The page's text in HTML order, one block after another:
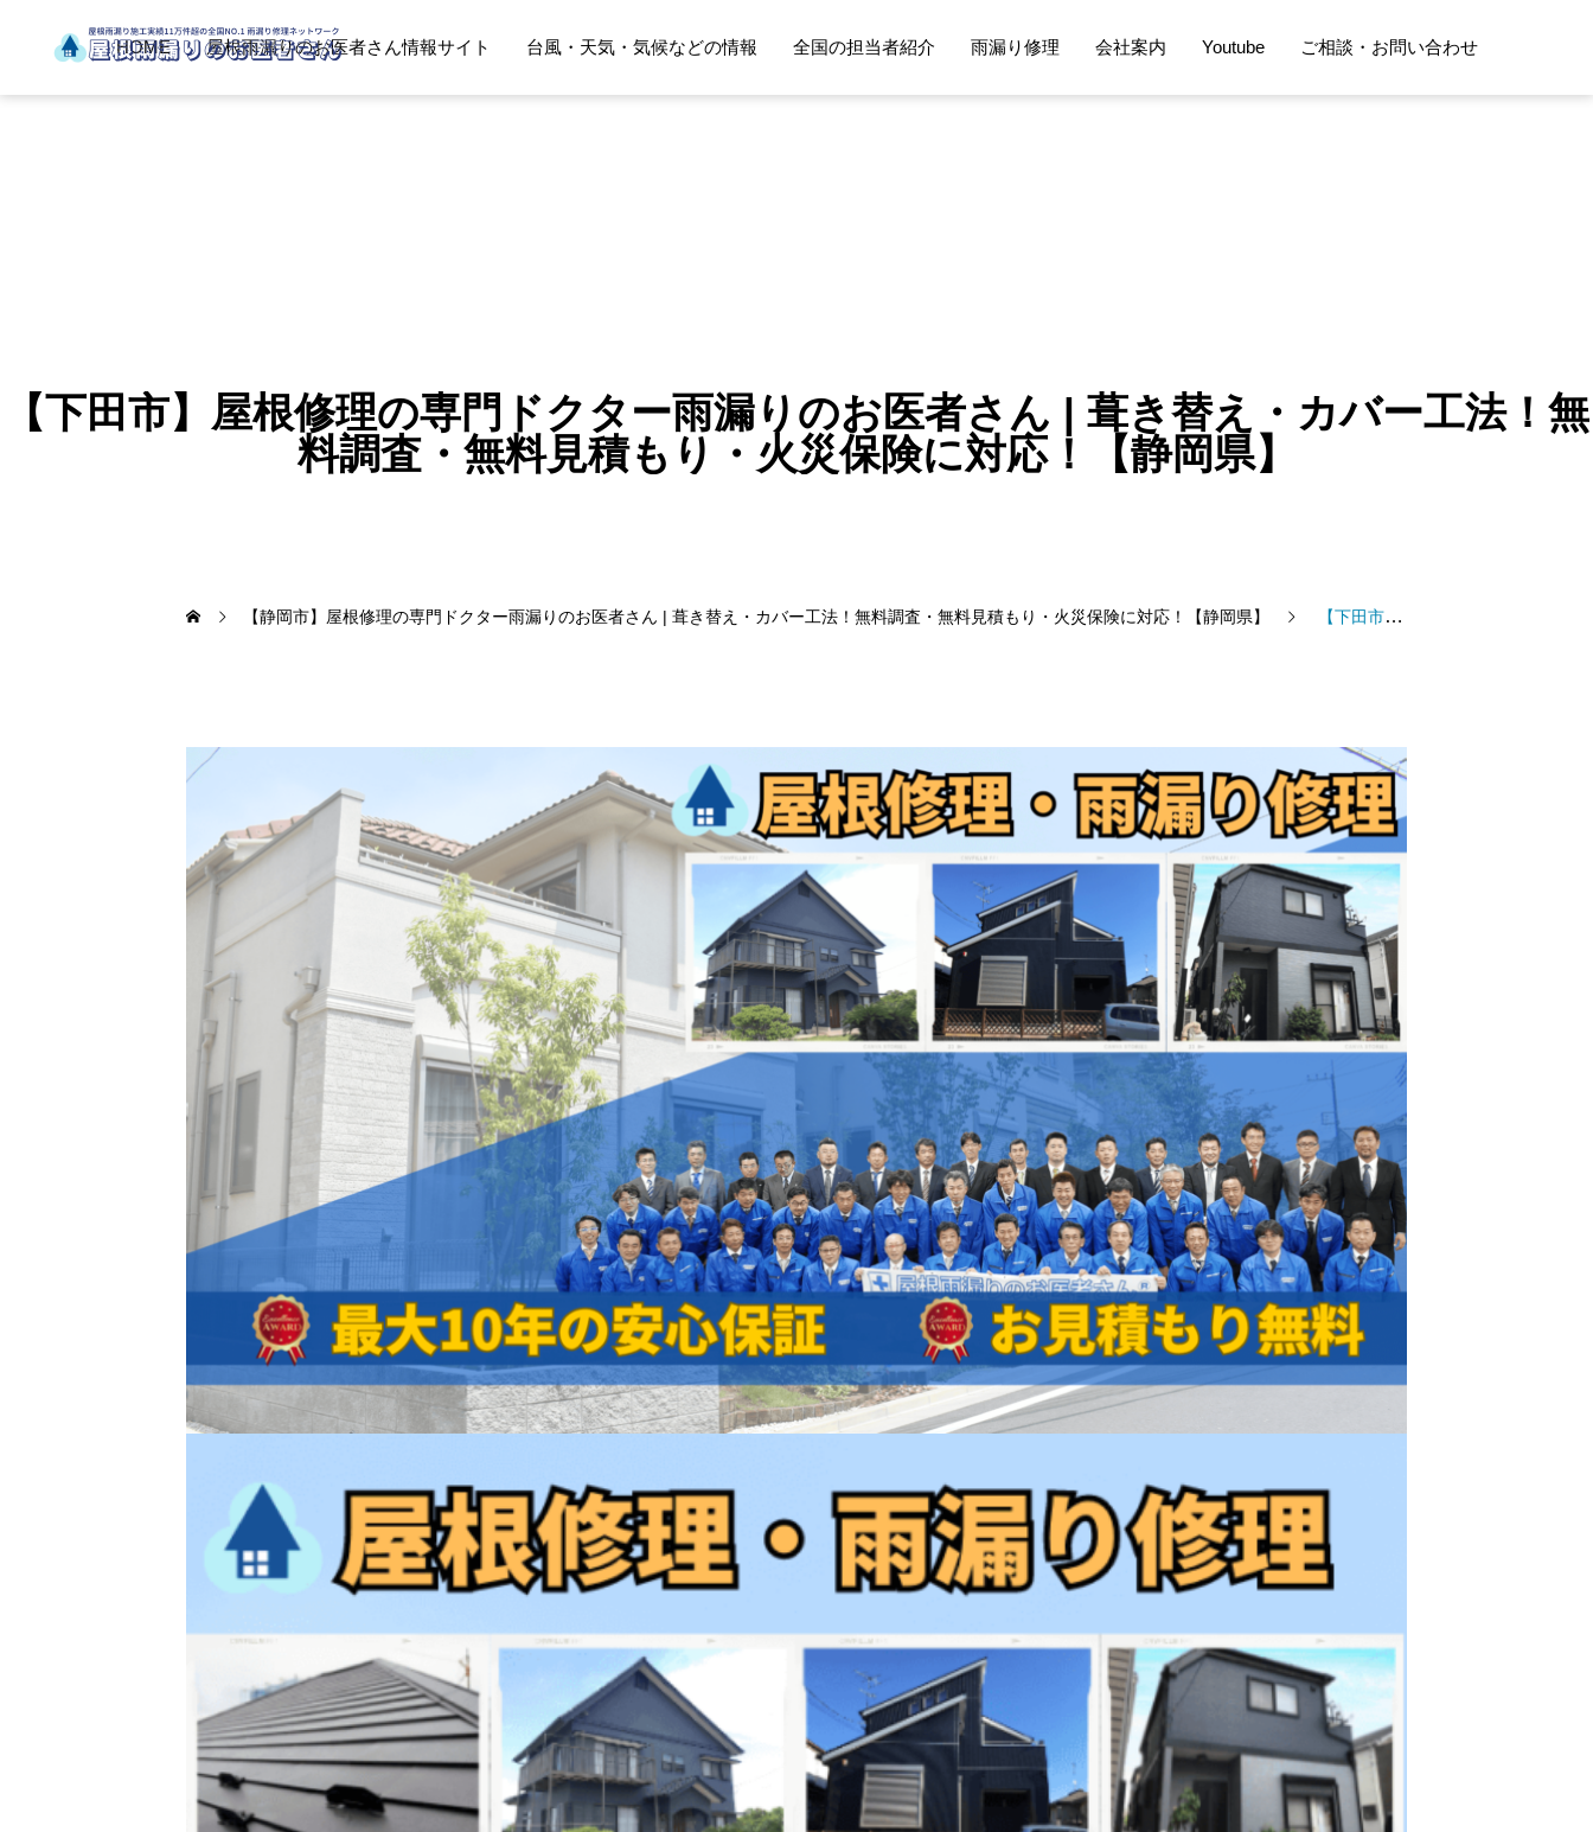
HOME 屋根雨漏りのお医者さん情報サイト 台風・天気・気候などの情報 全国の担当者紹介 雨漏り修理 会社案内 Youtube ご相談・お問い合わせ
【下田市】屋根修理の専門ドクター雨漏りのお医者さん | 葺き替え・カバー工法！無
料調査・無料見積もり・火災保険に対応！【静岡県】
【静岡市】屋根修理の専門ドクター雨漏りのお医者さん | 葺き替え・カバー工法！無料調査・無料見積もり・火災保険に対応！【静岡県】 【下田市】屋根修理の専門ドクター雨漏りのお医者さん | 葺き替え・カバー工法！無料調査・無料見積もり・火災保険に対応！【静岡県】